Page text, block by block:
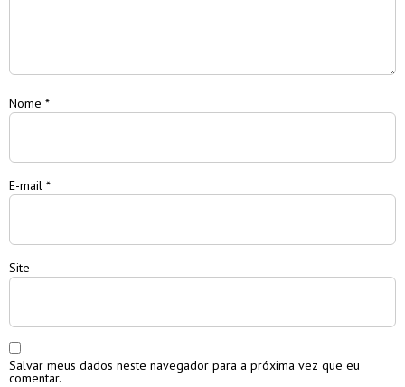
Nome *
E-mail *
Site
Salvar meus dados neste navegador para a próxima vez que eu
comentar.